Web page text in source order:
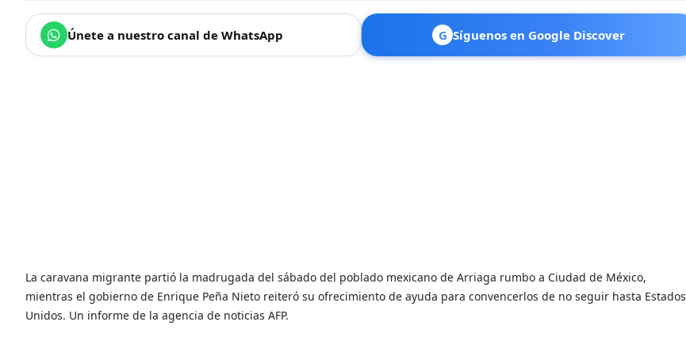
Únete a nuestro canal de WhatsApp G Síguenos en Google Discover
La caravana migrante partió la madrugada del sábado del poblado mexicano de Arriaga rumbo a Ciudad de México,
mientras el gobierno de Enrique Peña Nieto reiteró su ofrecimiento de ayuda para convencerlos de no seguir hasta Estados
Unidos. Un informe de la agencia de noticias AFP.